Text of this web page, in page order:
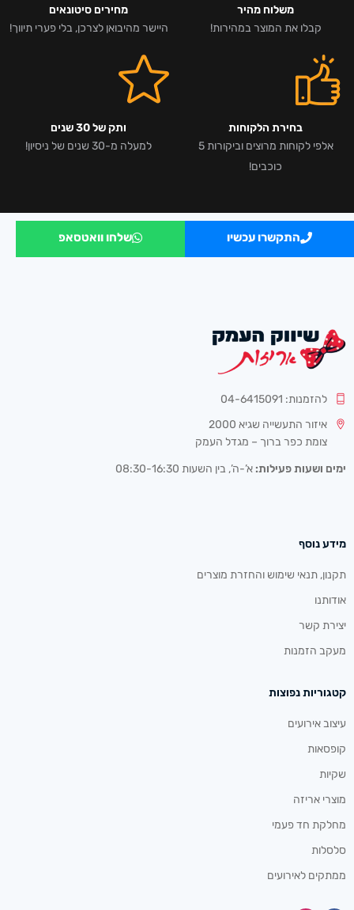
משלוח מהיר
קבלו את המוצר במהירות!
מחירים סיטונאים
היישר מהיבואן לצרכן, בלי פערי תיווך!
בחירת הלקוחות
אלפי לקוחות מרוצים וביקורות 5
כוכבים!
ותק של 30 שנים
למעלה מ-30 שנים של ניסיון!
התקשרו עכשיו שלחו וואטסאפ
להזמנות: 04-6415091
איזור התעשייה שגיא 2000
צומת כפר ברוך – מגדל העמק
ימים ושעות פעילות: א’-ה’, בין השעות 08:30-16:30
מידע נוסף
תקנון, תנאי שימוש והחזרת מוצרים
אודותנו
יצירת קשר
מעקב הזמנות
קטגוריות נפוצות
עיצוב אירועים
קופסאות
שקיות
מוצרי אריזה
מחלקת חד פעמי
סלסלות
ממתקים לאירועים